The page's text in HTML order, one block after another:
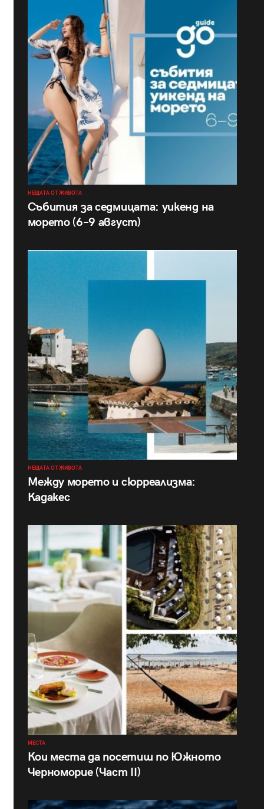
НЕЩАТА ОТ ЖИВОТА
Събития за седмицата: уикенд на
морето (6–9 август)
НЕЩАТА ОТ ЖИВОТА
Между морето и сюрреализма:
Кадакес
МЕСТА
Кои места да посетиш по Южното
Черноморие (Част II)